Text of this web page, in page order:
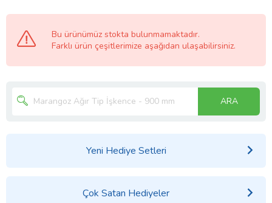
Bu ürünümüz stokta bulunmamaktadır.
Farklı ürün çeşitlerimize aşağıdan ulaşabilirsiniz.
ARA
Yeni Hediye Setleri
Çok Satan Hediyeler